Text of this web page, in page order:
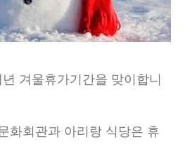
겨울휴가기간을 맞이합니
화회관과 아리랑 식당은 휴